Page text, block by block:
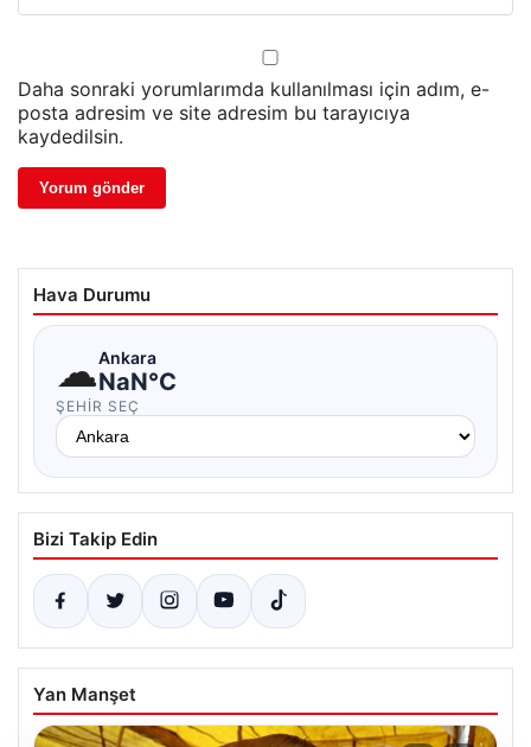
Daha sonraki yorumlarımda kullanılması için adım, e-
posta adresim ve site adresim bu tarayıcıya
kaydedilsin.
Hava Durumu
☁Ankara
NaN°C
ŞEHIR SEÇ
Bizi Takip Edin
Yan Manşet